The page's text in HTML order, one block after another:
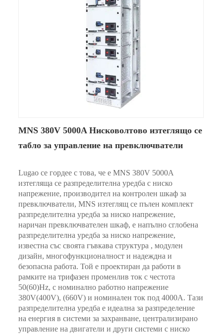
MNS 380V 5000A Нисковолтово изтеглящо се
табло за управление на превключватели
Lugao се гордее с това, че е MNS 380V 5000A
изтегляща се разпределителна уредба с ниско
напрежение, производител на контролен шкаф за
превключватели, MNS изтеглящ се пълен комплект
разпределителна уредба за ниско напрежение,
наричан превключвателен шкаф, е напълно сглобена
разпределителна уредба за ниско напрежение,
известна със своята гъвкава структура , модулен
дизайн, многофункционалност и надеждна и
безопасна работа. Той е проектиран да работи в
рамките на трифазен променлив ток с честота
50(60)Hz, с номинално работно напрежение
380V(400V), (660V) и номинален ток под 4000A. Тази
разпределителна уредба е идеална за разпределение
на енергия в системи за захранване, централизирано
управление на двигатели и други системи с ниско